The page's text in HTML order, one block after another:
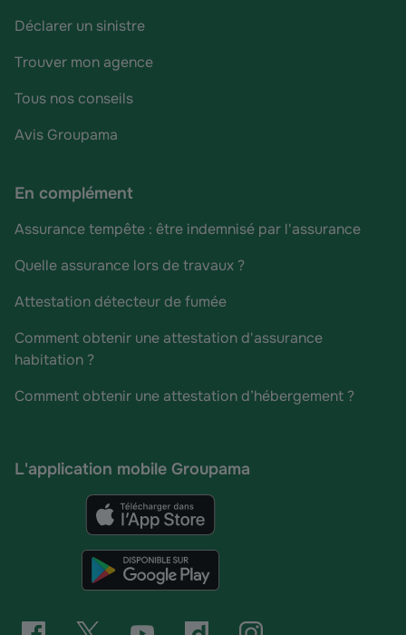
Déclarer un sinistre
Trouver mon agence
Tous nos conseils
Avis Groupama
En complément
Assurance tempête : être indemnisé par l'assurance
Quelle assurance lors de travaux ?
Attestation détecteur de fumée
Comment obtenir une attestation d'assurance
habitation ?
Comment obtenir une attestation d’hébergement ?
L'application mobile Groupama